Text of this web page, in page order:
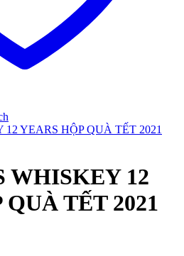
WHISKEY 12
TẾT 2021